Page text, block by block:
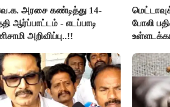
அரசை கண்டித்து 14-
ஆர்ப்பாட்டம் - எடப்பாடி
அறிவிப்பு..!!
போலி